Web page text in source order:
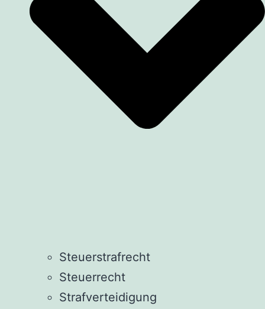
Steuerstrafrecht
Steuerrecht
Strafverteidigung